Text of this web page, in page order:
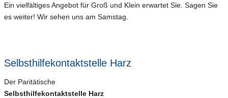
Ein vielfältiges Angebot für Groß und Klein erwartet Sie. Sagen Sie
es weiter! Wir sehen uns am Samstag.
Selbsthilfekontaktstelle Harz
Der Paritätische
Selbsthilfekontaktstelle Harz